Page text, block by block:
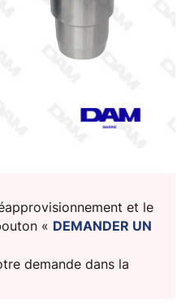
et le
« DEMANDER UN
demande dans la